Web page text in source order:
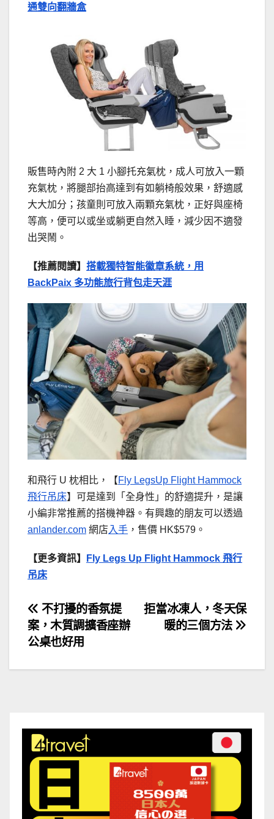
通雙向翻牆盒
販售時內附 2 大 1 小腳托充氣枕，成人可放入一顆
充氣枕，將腿部抬高達到有如躺椅般效果，舒適感
大大加分；孩童則可放入兩顆充氣枕，正好與座椅
等高，便可以或坐或躺更自然入睡，減少因不適發
出哭鬧。
【推薦閱讀】 搭載獨特智能徽章系統，用
BackPaix 多功能旅行背包走天涯
和飛行 U 枕相比，【Fly LegsUp Flight Hammock
飛行吊床】可是達到「全身性」的舒適提升，是讓
小編非常推薦的搭機神器。有興趣的朋友可以透過
anlander.com 網店入手 ，售價 HK$579。
【更多資訊】
Fly Legs Up Flight Hammock 飛行
吊床
文
章
導
拒當冰凍人，冬天保
暖的三個方法
不打擾的香氛提
案，木質調擴香座辦
公桌也好用